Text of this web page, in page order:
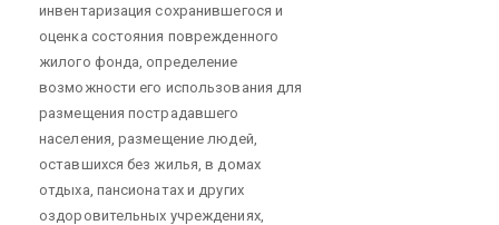
инвентаризация сохранившегося и
оценка состояния поврежденного
жилого фонда, определение
возможности его использования для
размещения пострадавшего
населения, размещение людей,
оставшихся без жилья, в домах
отдыха, пансионатах и других
оздоровительных учреждениях,